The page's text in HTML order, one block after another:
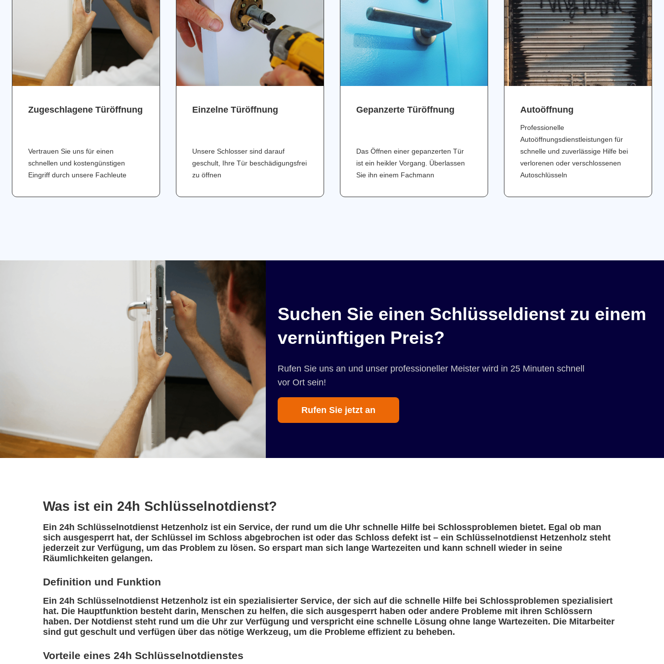
Zugeschlagene Türöffnung
Vertrauen Sie uns für einen
schnellen und kostengünstigen
Eingriff durch unsere Fachleute
Einzelne Türöffnung
Unsere Schlosser sind darauf
geschult, Ihre Tür beschädigungsfrei
zu öffnen
Gepanzerte Türöffnung
Das Öffnen einer gepanzerten Tür
ist ein heikler Vorgang. Überlassen
Sie ihn einem Fachmann
Аutoöffnung
Professionelle
Autoöffnungsdienstleistungen für
schnelle und zuverlässige Hilfe bei
verlorenen oder verschlossenen
Autoschlüsseln
Suchen Sie einen Schlüsseldienst zu einem
vernünftigen Preis?
Rufen Sie uns an und unser professioneller Meister wird in 25 Minuten schnell
vor Ort sein!
Rufen Sie jetzt an
Was ist ein 24h Schlüsselnotdienst?
Ein 24h Schlüsselnotdienst Hetzenholz ist ein Service, der rund um die Uhr schnelle Hilfe bei Schlossproblemen bietet. Egal ob man
sich ausgesperrt hat, der Schlüssel im Schloss abgebrochen ist oder das Schloss defekt ist – ein Schlüsselnotdienst Hetzenholz steht
jederzeit zur Verfügung, um das Problem zu lösen. So erspart man sich lange Wartezeiten und kann schnell wieder in seine
Räumlichkeiten gelangen.
Definition und Funktion
Ein 24h Schlüsselnotdienst Hetzenholz ist ein spezialisierter Service, der sich auf die schnelle Hilfe bei Schlossproblemen spezialisiert
hat. Die Hauptfunktion besteht darin, Menschen zu helfen, die sich ausgesperrt haben oder andere Probleme mit ihren Schlössern
haben. Der Notdienst steht rund um die Uhr zur Verfügung und verspricht eine schnelle Lösung ohne lange Wartezeiten. Die Mitarbeiter
sind gut geschult und verfügen über das nötige Werkzeug, um die Probleme effizient zu beheben.
Vorteile eines 24h Schlüsselnotdienstes